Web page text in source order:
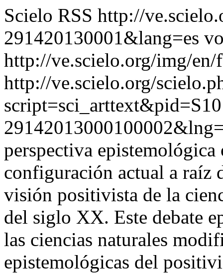
Scielo RSS http://
291420130001&lang=es
http://ve.scielo.org/img/
http://ve.scielo.org/
perspectiva
configuración actual a raíz
visión positivista de la
del siglo XX. Este debate
las ciencias naturales
epistemológicas del